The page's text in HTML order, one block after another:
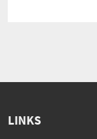
LINKS